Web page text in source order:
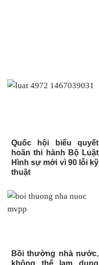
Quốc hội biểu quyết
hoãn thi hành Bộ Luật
Hình sự mới vì 90 lỗi kỹ
thuật
Bồi thường nhà nước,
không thể lạm dụng